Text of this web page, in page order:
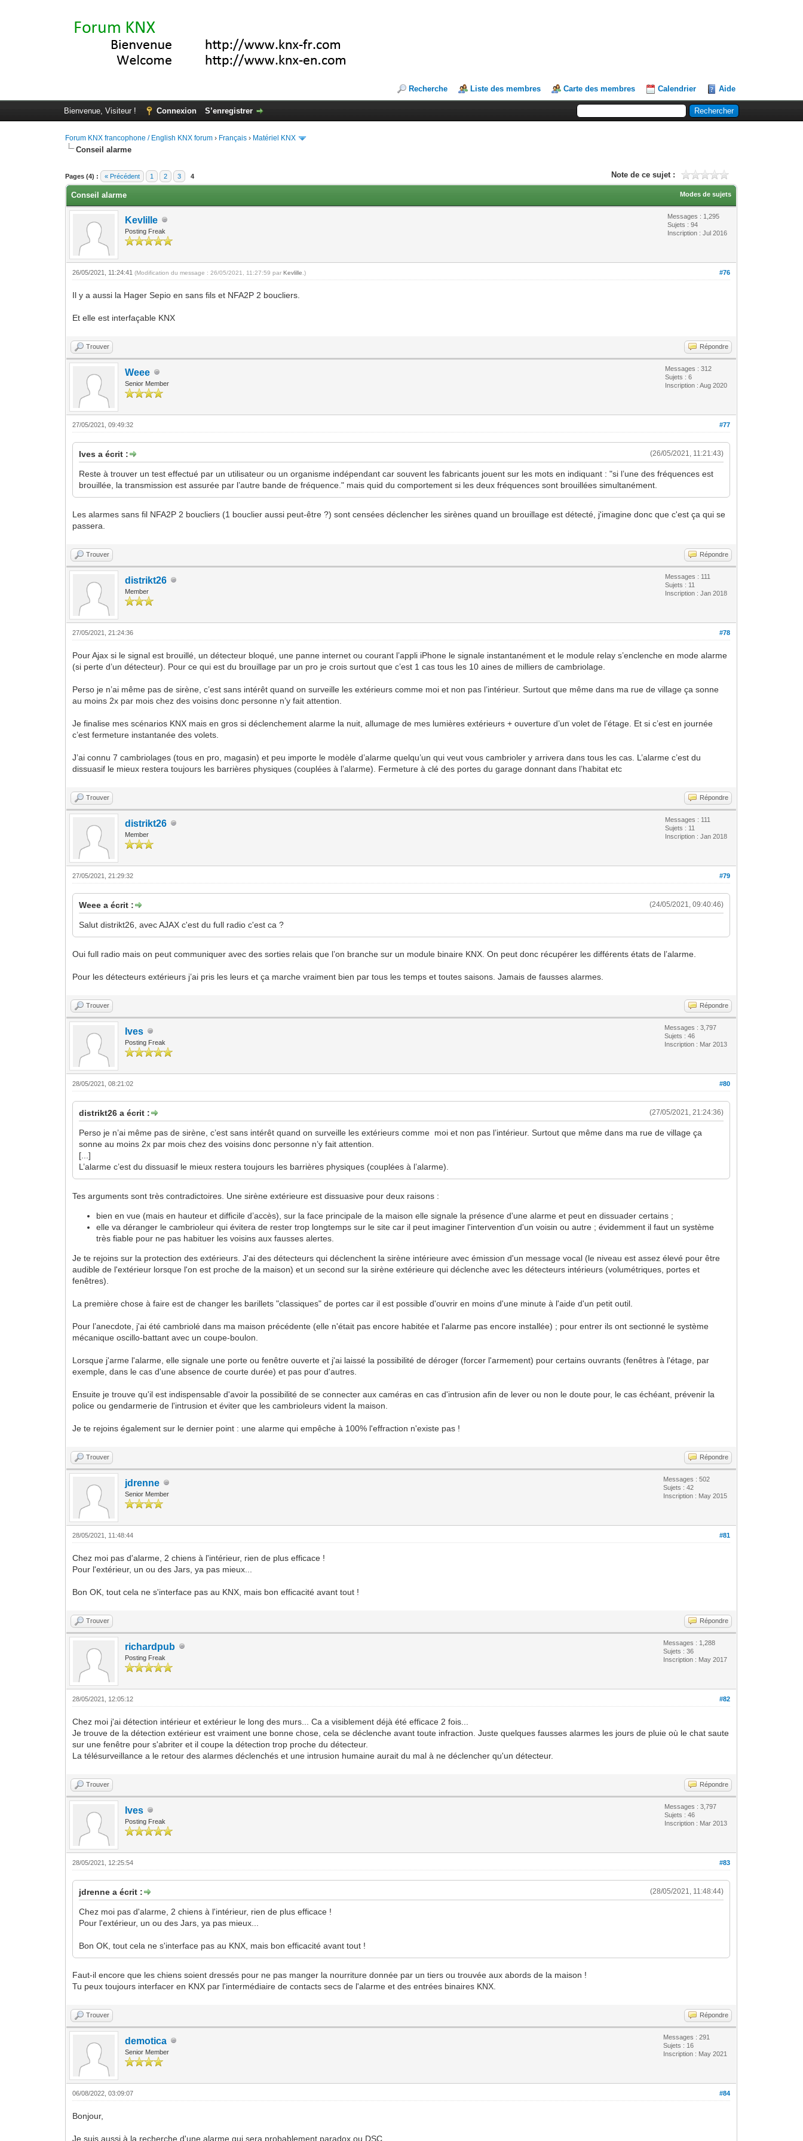
Recherche Liste des membres Carte des membres Calendrier Aide
Bienvenue, Visiteur ! Connexion S’enregistrer
Forum KNX francophone / English KNX forum › Français › Matériel KNX
Conseil alarme
Pages (4) : « Précédent 1 2 3 4 Note de ce sujet :
Moyenne : 0 (0 vote(s))
1
2
3
4
5
Modes de sujets
Conseil alarme
Kevlille
Posting Freak
Messages : 1,295
Sujets : 94
Inscription : Jul 2016
#76
26/05/2021, 11:24:41(Modification du message : 26/05/2021, 11:27:59 parKevlille .)
Il y a aussi la Hager Sepio en sans fils et NFA2P 2 boucliers.
Et elle est interfaçable KNX
Trouver Répondre
Weee
Senior Member
Messages : 312
Sujets : 6
Inscription : Aug 2020
#77
27/05/2021, 09:49:32
(26/05/2021, 11:21:43)
Ives a écrit :
Reste à trouver un test effectué par un utilisateur ou un organisme indépendant car souvent les fabricants jouent sur les mots en indiquant : "si l’une des fréquences est
brouillée, la transmission est assurée par l’autre bande de fréquence." mais quid du comportement si les deux fréquences sont brouillées simultanément.
Les alarmes sans fil NFA2P 2 boucliers (1 bouclier aussi peut-être ?) sont censées déclencher les sirènes quand un brouillage est détecté, j'imagine donc que c'est ça qui se
passera.
Trouver Répondre
distrikt26
Member
Messages : 111
Sujets : 11
Inscription : Jan 2018
#78
27/05/2021, 21:24:36
Pour Ajax si le signal est brouillé, un détecteur bloqué, une panne internet ou courant l’appli iPhone le signale instantanément et le module relay s’enclenche en mode alarme
(si perte d’un détecteur). Pour ce qui est du brouillage par un pro je crois surtout que c’est 1 cas tous les 10 aines de milliers de cambriolage.
Perso je n’ai même pas de sirène, c’est sans intérêt quand on surveille les extérieurs comme moi et non pas l’intérieur. Surtout que même dans ma rue de village ça sonne
au moins 2x par mois chez des voisins donc personne n’y fait attention.
Je finalise mes scénarios KNX mais en gros si déclenchement alarme la nuit, allumage de mes lumières extérieurs + ouverture d’un volet de l’étage. Et si c’est en journée
c’est fermeture instantanée des volets.
J’ai connu 7 cambriolages (tous en pro, magasin) et peu importe le modèle d’alarme quelqu’un qui veut vous cambrioler y arrivera dans tous les cas. L’alarme c’est du
dissuasif le mieux restera toujours les barrières physiques (couplées à l’alarme). Fermeture à clé des portes du garage donnant dans l’habitat etc
Trouver Répondre
distrikt26
Member
Messages : 111
Sujets : 11
Inscription : Jan 2018
#79
27/05/2021, 21:29:32
(24/05/2021, 09:40:46)
Weee a écrit :
Salut distrikt26, avec AJAX c'est du full radio c'est ca ?
Oui full radio mais on peut communiquer avec des sorties relais que l’on branche sur un module binaire KNX. On peut donc récupérer les différents états de l’alarme.
Pour les détecteurs extérieurs j’ai pris les leurs et ça marche vraiment bien par tous les temps et toutes saisons. Jamais de fausses alarmes.
Trouver Répondre
Ives
Posting Freak
Messages : 3,797
Sujets : 46
Inscription : Mar 2013
#80
28/05/2021, 08:21:02
(27/05/2021, 21:24:36)
distrikt26 a écrit :
Perso je n’ai même pas de sirène, c’est sans intérêt quand on surveille les extérieurs comme moi et non pas l’intérieur. Surtout que même dans ma rue de village ça
sonne au moins 2x par mois chez des voisins donc personne n’y fait attention.
[...]
L’alarme c’est du dissuasif le mieux restera toujours les barrières physiques (couplées à l’alarme).
Tes arguments sont très contradictoires. Une sirène extérieure est dissuasive pour deux raisons :
bien en vue (mais en hauteur et difficile d’accès), sur la face principale de la maison elle signale la présence d'une alarme et peut en dissuader certains ;
elle va déranger le cambrioleur qui évitera de rester trop longtemps sur le site car il peut imaginer l'intervention d'un voisin ou autre ; évidemment il faut un système
très fiable pour ne pas habituer les voisins aux fausses alertes.
Je te rejoins sur la protection des extérieurs. J'ai des détecteurs qui déclenchent la sirène intérieure avec émission d'un message vocal (le niveau est assez élevé pour être
audible de l'extérieur lorsque l'on est proche de la maison) et un second sur la sirène extérieure qui déclenche avec les détecteurs intérieurs (volumétriques, portes et
fenêtres).
La première chose à faire est de changer les barillets "classiques" de portes car il est possible d'ouvrir en moins d'une minute à l'aide d'un petit outil.
Pour l’anecdote, j'ai été cambriolé dans ma maison précédente (elle n'était pas encore habitée et l'alarme pas encore installée) ; pour entrer ils ont sectionné le système
mécanique oscillo-battant avec un coupe-boulon.
Lorsque j'arme l'alarme, elle signale une porte ou fenêtre ouverte et j'ai laissé la possibilité de déroger (forcer l'armement) pour certains ouvrants (fenêtres à l'étage, par
exemple, dans le cas d'une absence de courte durée) et pas pour d'autres.
Ensuite je trouve qu'il est indispensable d'avoir la possibilité de se connecter aux caméras en cas d'intrusion afin de lever ou non le doute pour, le cas échéant, prévenir la
police ou gendarmerie de l'intrusion et éviter que les cambrioleurs vident la maison.
Je te rejoins également sur le dernier point : une alarme qui empêche à 100% l'effraction n'existe pas !
Trouver Répondre
jdrenne
Senior Member
Messages : 502
Sujets : 42
Inscription : May 2015
#81
28/05/2021, 11:48:44
Chez moi pas d'alarme, 2 chiens à l'intérieur, rien de plus efficace !
Pour l'extérieur, un ou des Jars, ya pas mieux...
Bon OK, tout cela ne s'interface pas au KNX, mais bon efficacité avant tout !
Trouver Répondre
richardpub
Posting Freak
Messages : 1,288
Sujets : 36
Inscription : May 2017
#82
28/05/2021, 12:05:12
Chez moi j'ai détection intérieur et extérieur le long des murs... Ca a visiblement déjà été efficace 2 fois...
Je trouve de la détection extérieur est vraiment une bonne chose, cela se déclenche avant toute infraction. Juste quelques fausses alarmes les jours de pluie où le chat saute
sur une fenêtre pour s'abriter et il coupe la détection trop proche du détecteur.
La télésurveillance a le retour des alarmes déclenchés et une intrusion humaine aurait du mal à ne déclencher qu'un détecteur.
Trouver Répondre
Ives
Posting Freak
Messages : 3,797
Sujets : 46
Inscription : Mar 2013
#83
28/05/2021, 12:25:54
(28/05/2021, 11:48:44)
jdrenne a écrit :
Chez moi pas d'alarme, 2 chiens à l'intérieur, rien de plus efficace !
Pour l'extérieur, un ou des Jars, ya pas mieux...
Bon OK, tout cela ne s'interface pas au KNX, mais bon efficacité avant tout !
Faut-il encore que les chiens soient dressés pour ne pas manger la nourriture donnée par un tiers ou trouvée aux abords de la maison !
Tu peux toujours interfacer en KNX par l'intermédiaire de contacts secs de l'alarme et des entrées binaires KNX.
Trouver Répondre
demotica
Senior Member
Messages : 291
Sujets : 16
Inscription : May 2021
#84
06/08/2022, 03:09:07
Bonjour,
Je suis aussi à la recherche d'une alarme qui sera probablement paradox ou DSC.